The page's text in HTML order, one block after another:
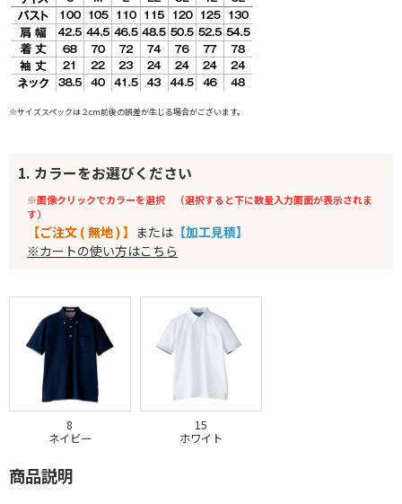
※サイズスペックは２cm前後の誤差が生じる場合がございます。
1. カラーをお選びください
※画像クリックでカラーを選択 （選択すると下に数量入力画面が表示されま
す）
【ご注文 ( 無地 ) 】 または 【加工見積】
※カートの使い方はこちら
8
ネイビー
15
ホワイト
商品説明